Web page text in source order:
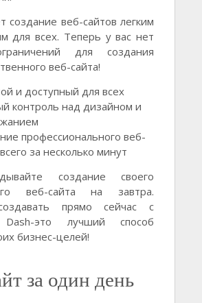
создание веб-сайтов легким
для всех. Теперь у вас нет
для создания
веб-сайта!
и доступный для всех
контроль над дизайном и
профессионального веб-
за несколько минут
создание своего
веб-сайта на завтра.
прямо сейчас с
это лучший способ
бизнес-целей!
за один день